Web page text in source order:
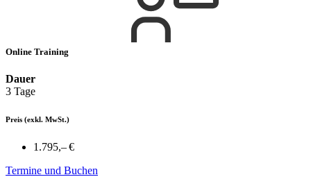
Online Training
Dauer
3 Tage
Preis (exkl. MwSt.)
1.795,– €
Termine und Buchen